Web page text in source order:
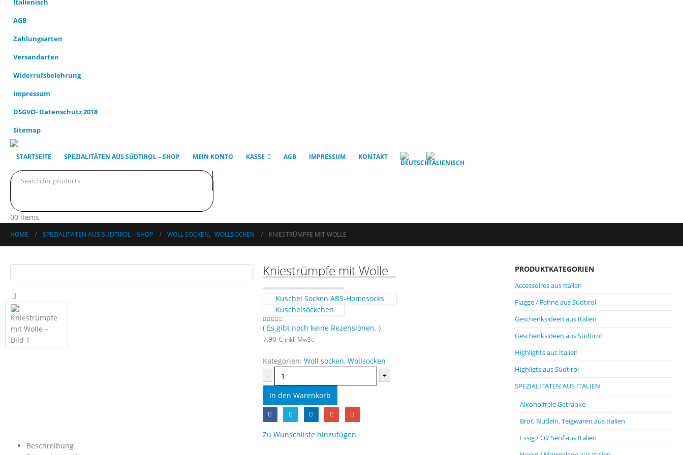
AGB
Zahlungsarten
Versandarten
Widerrufsbelehrung
Impressum
DSGVO- Datenschutz 2018
Sitemap
STARTSEITE SPEZIALITÄTEN AUS SÜDTIROL – SHOP MEIN KONTO KASSE AGB IMPRESSUM KONTAKT
00 items
HOME SPEZIALITÄTEN AUS SÜDTIROL – SHOP WOLL SOCKEN, WOLLSOCKEN KNIESTRÜMPFE MIT WOLLE
Kniestrümpfe mit Wolle
Kuschel Socken ABS-Homesocks
Kuschelsöckchen
0 out of 5
( Es gibt noch keine Rezensionen. )
7,90 € inkl. MwSt.
Kategorien: Woll socken, Wollsocken
-
+
In den Warenkorb
Zu Wunschliste hinzufügen
Beschreibung
PRODUKTKATEGORIEN
Accessoires aus Italien
Flagge / Fahne aus Südtirol
Geschenksideen aus Italien
Geschenksideen aus Südtirol
Highlights aus Italien
Highligts aus Südtirol
SPEZIALITÄTEN AUS ITALIEN
Alkoholfreie Getränke
Brot, Nudeln, Teigwaren aus Italien
Essig / Öl/ Senf aus Italien